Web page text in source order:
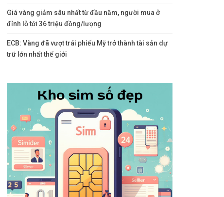
Giá vàng giảm sâu nhất từ đầu năm, người mua ở
đỉnh lỗ tới 36 triệu đồng/lượng
ECB: Vàng đã vượt trái phiếu Mỹ trở thành tài sản dự
trữ lớn nhất thế giới